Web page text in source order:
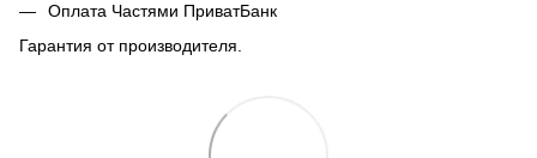
Оплата Частями ПриватБанк
Гарантия от производителя.